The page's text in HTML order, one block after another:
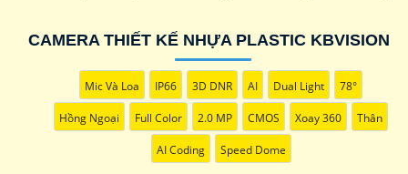
CAMERA THIẾT KẾ NHỰA PLASTIC KBVISION
Mic Và Loa IP66 3D DNR AI Dual Light 78°
Hồng Ngoại Full Color 2.0 MP CMOS Xoay 360 Thân
AI Coding Speed Dome